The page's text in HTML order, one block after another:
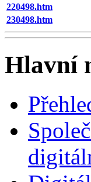
220498.htm
230498.htm
Hlavní